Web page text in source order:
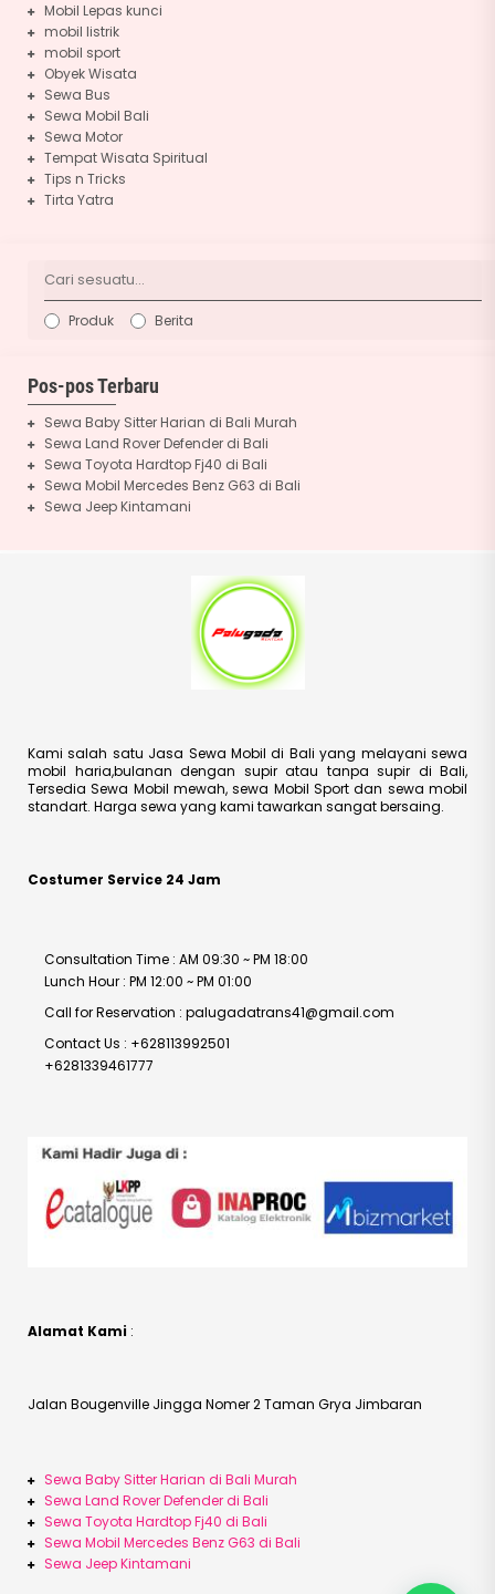
Mobil Lepas kunci
mobil listrik
mobil sport
Obyek Wisata
Sewa Bus
Sewa Mobil Bali
Sewa Motor
Tempat Wisata Spiritual
Tips n Tricks
Tirta Yatra
Produk Berita
Pos-pos Terbaru
Sewa Baby Sitter Harian di Bali Murah
Sewa Land Rover Defender di Bali
Sewa Toyota Hardtop Fj40 di Bali
Sewa Mobil Mercedes Benz G63 di Bali
Sewa Jeep Kintamani
Kami salah satu Jasa Sewa Mobil di Bali yang melayani sewa
mobil haria,bulanan dengan supir atau tanpa supir di Bali,
Tersedia Sewa Mobil mewah, sewa Mobil Sport dan sewa mobil
standart. Harga sewa yang kami tawarkan sangat bersaing.
Costumer Service 24 Jam
Consultation Time : AM 09:30 ~ PM 18:00
Lunch Hour : PM 12:00 ~ PM 01:00
Call for Reservation : palugadatrans41@gmail.com
Contact Us : +628113992501
+6281339461777
Alamat Kami :
Jalan Bougenville Jingga Nomer 2 Taman Grya Jimbaran
Sewa Baby Sitter Harian di Bali Murah
Sewa Land Rover Defender di Bali
Sewa Toyota Hardtop Fj40 di Bali
Sewa Mobil Mercedes Benz G63 di Bali
Sewa Jeep Kintamani